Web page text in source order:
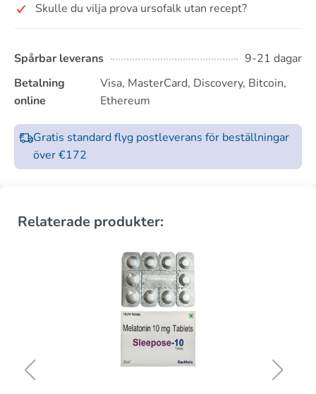
Skulle du vilja prova ursofalk utan recept?
Spårbar leverans
9-21 dagar
Betalning
online
Visa, MasterCard, Discovery, Bitcoin,
Ethereum
Gratis standard flyg postleverans för beställningar
över €172
Relaterade produkter: